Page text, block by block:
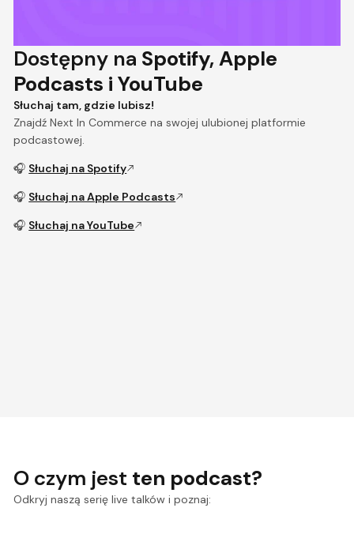
Dostępny na Spotify, Apple
Podcasts i YouTube
Słuchaj tam, gdzie lubisz!
Znajdź Next In Commerce na swojej ulubionej platformie
podcastowej.
🎧 Słuchaj na Spotify
🎧 Słuchaj na Apple Podcasts
🎧 Słuchaj na YouTube
O czym jest ten podcast?
Odkryj naszą serię live talków i poznaj: